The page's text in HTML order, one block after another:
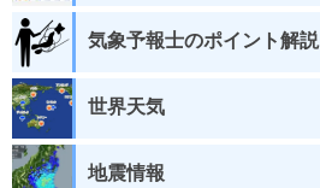
気象予報士のポイント解説
世界天気
地震情報